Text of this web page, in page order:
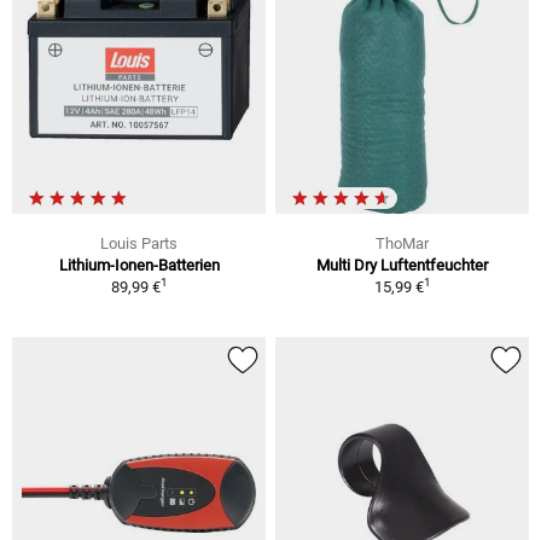
Louis Parts
Lithium-Ionen-Batterien
89,99 €1
ThoMar
Multi Dry Luftentfeuchter
15,99 €1